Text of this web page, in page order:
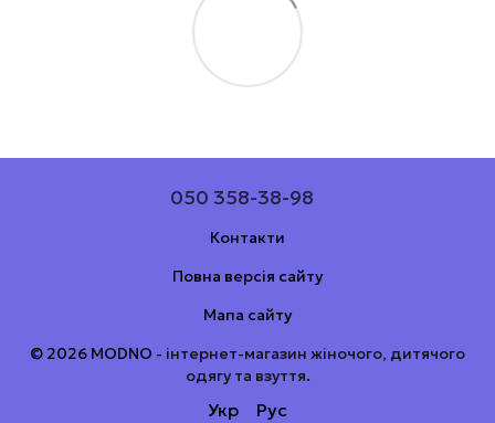
050 358-38-98
Контакти
Повна версія сайту
Мапа сайту
© 2026 MODNO - інтернет-магазин жіночого, дитячого
одягу та взуття.
Укр Рус